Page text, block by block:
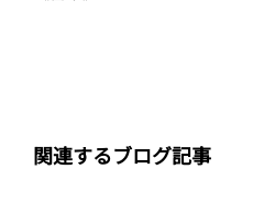
関連するブログ記事